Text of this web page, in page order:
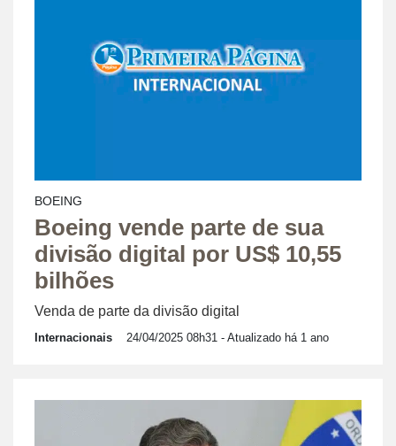
BOEING
Boeing vende parte de sua
divisão digital por US$ 10,55
bilhões
Venda de parte da divisão digital
Internacionais 24/04/2025 08h31 - Atualizado há 1 ano